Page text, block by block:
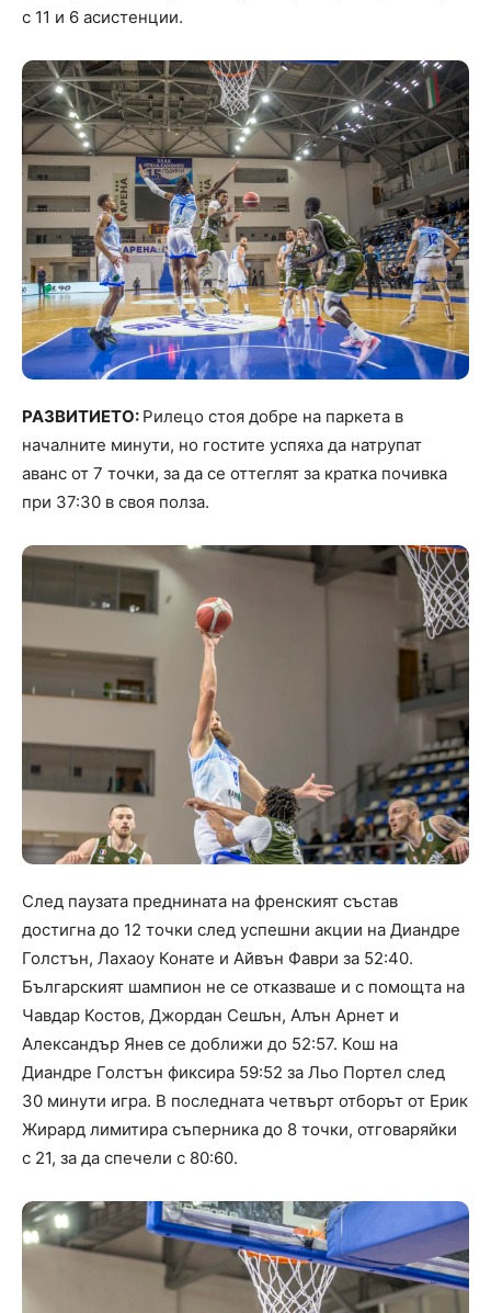
с 11 и 6 асистенции.
РАЗВИТИЕТО: Рилецо стоя добре на паркета в
началните минути, но гостите успяха да натрупат
аванс от 7 точки, за да се оттеглят за кратка почивка
при 37:30 в своя полза.
След паузата преднината на френският състав
достигна до 12 точки след успешни акции на Диандре
Голстън, Лахаоу Конате и Айвън Фаври за 52:40.
Българският шампион не се отказваше и с помощта на
Чавдар Костов, Джордан Сешън, Алън Арнет и
Александър Янев се доближи до 52:57. Кош на
Диандре Голстън фиксира 59:52 за Льо Портел след
30 минути игра. В последната четвърт отборът от Ерик
Жирард лимитира съперника до 8 точки, отговаряйки
с 21, за да спечели с 80:60.